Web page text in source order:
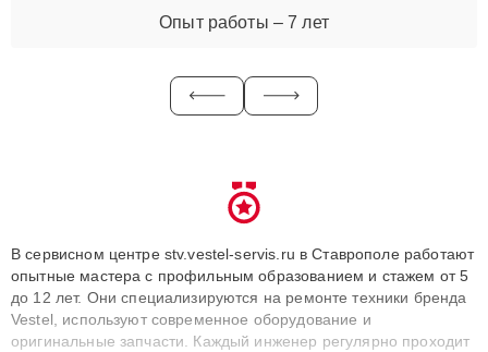
Опыт работы – 7 лет
В сервисном центре stv.vestel-servis.ru в Ставрополе работают
опытные мастера с профильным образованием и стажем от 5
до 12 лет. Они специализируются на ремонте техники бренда
Vestel, используют современное оборудование и
оригинальные запчасти. Каждый инженер регулярно проходит